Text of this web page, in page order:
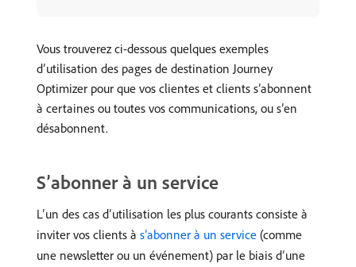
Vous trouverez ci-dessous quelques exemples
d’utilisation des pages de destination Journey
Optimizer pour que vos clientes et clients s’abonnent
à certaines ou toutes vos communications, ou s’en
désabonnent.
S’abonner à un service
L’un des cas d’utilisation les plus courants consiste à
inviter vos clients à sʼabonner à un service (comme
une newsletter ou un événement) par le biais dʼune